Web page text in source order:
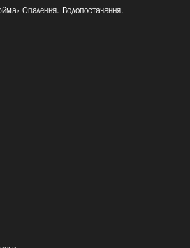
Опалення. Водопостачання.